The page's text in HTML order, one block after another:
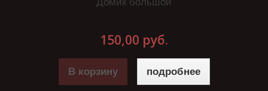
150,00 руб.
В корзину подробнее